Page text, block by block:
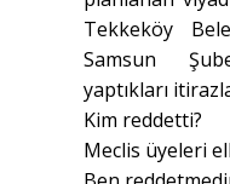
Tekkeköy
Samsun
yaptıkları
Kim reddetti?
Meclis üyeleri